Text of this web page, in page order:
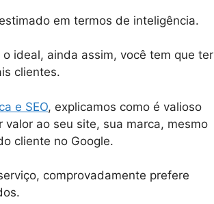
em termos de inteligência.
ideal, ainda assim, você tem que ter
clientes.
e SEO, explicamos como é valioso
ao seu site, sua marca, mesmo
cliente no Google.
comprovadamente prefere